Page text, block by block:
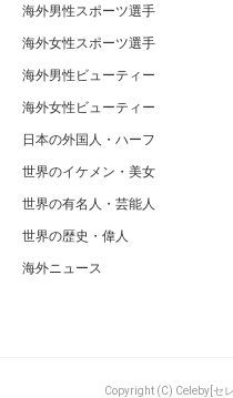
海外男性スポーツ選手
海外女性スポーツ選手
海外男性ビューティー
海外女性ビューティー
日本の外国人・ハーフ
世界のイケメン・美女
世界の有名人・芸能人
世界の歴史・偉人
海外ニュース
Copyright (C) Celeby[セ